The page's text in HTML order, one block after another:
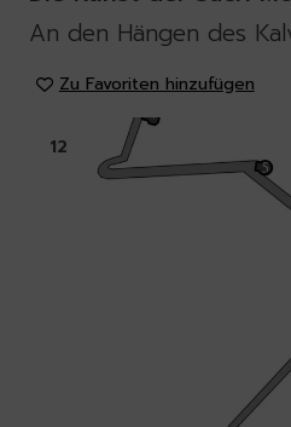
An den Hängen des
Zu Favoriten hinzufügen
12